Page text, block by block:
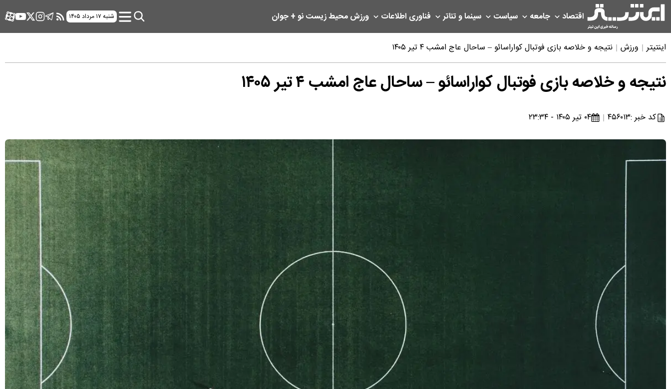
اقتصاد جامعه سیاست سینما و تئاتر فناوری اطلاعات ورزشمحیط زیستنو + جوان شنبه ۱۷ مرداد ۱۴۰۵
اینتیتر ورزش نتیجه و خلاصه بازی فوتبال کواراسائو – ساحال عاج امشب ۴ تیر ۱۴۰۵
نتیجه و خلاصه بازی فوتبال کواراسائو – ساحال عاج امشب ۴ تیر ۱۴۰۵
کد خبر :۴۵۶۰۱۳ ۰۴ تیر ۱۴۰۵ - ۲۳:۳۴